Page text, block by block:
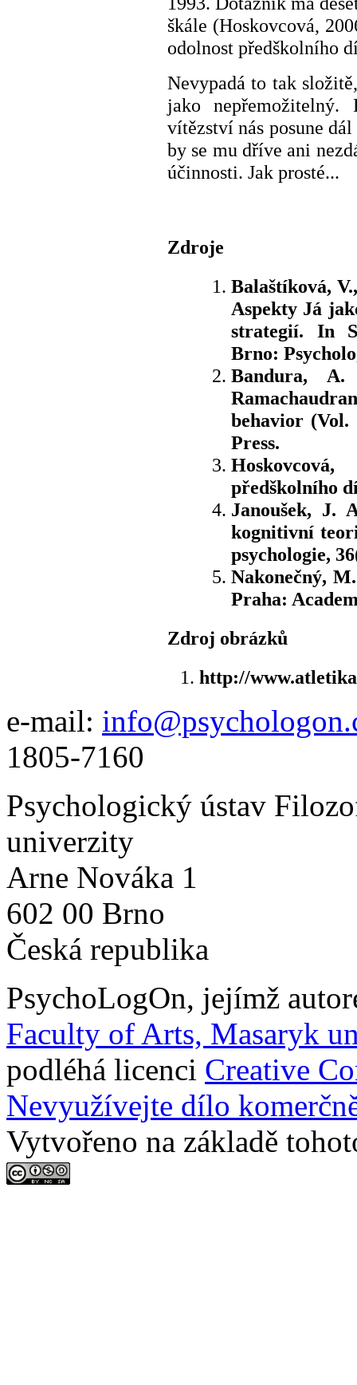
škále (Hoskovcová,
odolnost předškolního
Nevypadá to tak
jako
vítězství nás posune
by se mu dříve ani
účinnosti. Jak prosté...
Zdroje
Balaštíková,
Aspekty Já
strategií. In
Brno:
Bandura,
behavior (Vol.
Press.
předškolního
Janoušek, J.
kognitivní
psychologie,
Nakonečný,
Praha:
Zdroj obrázků
http://
e-mail:
1805-7160
Psychologický ústav
univerzity
Arne Nováka 1
602 00 Brno
Česká republika
PsychoLogOn, jejímž
Faculty of Arts, Masaryk
podléhá licenci Creative
Nevyužívejte dílo
Vytvořeno na základě